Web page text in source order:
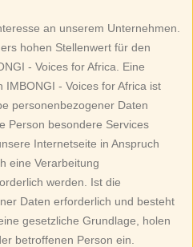
an unserem Unternehmen.
hohen Stellenwert für den
- Voices for Africa. Eine
- Voices for Africa ist
personenbezogener Daten
Person besondere Services
Internetseite in Anspruch
eine Verarbeitung
werden. Ist die
Daten erforderlich und besteht
gesetzliche Grundlage, holen
betroffenen Person ein.